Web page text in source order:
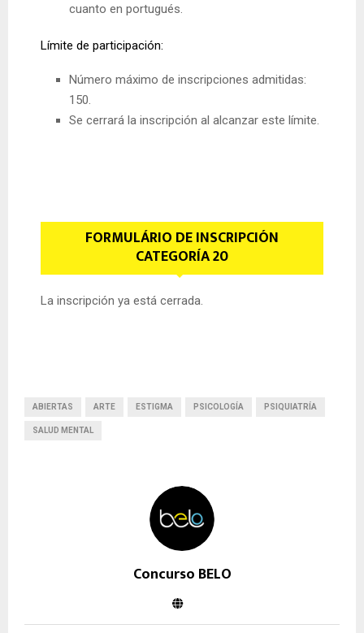
cuanto en portugués.
Límite de participación:
Número máximo de inscripciones admitidas:
150.
Se cerrará la inscripción al alcanzar este límite.
FORMULÁRIO DE INSCRIPCIÓN
CATEGORÍA 20
La inscripción ya está cerrada.
ABIERTAS ARTE ESTIGMA PSICOLOGÍA PSIQUIATRÍA
SALUD MENTAL
Concurso BELO